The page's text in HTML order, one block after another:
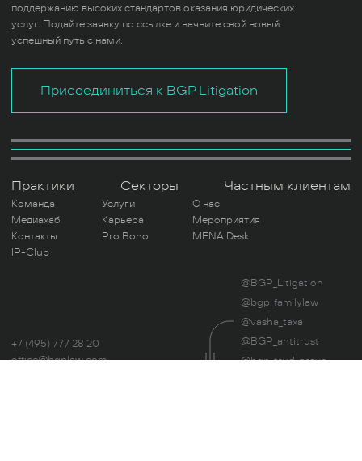
поддержанию высоких стандартов оказания юридических
услуг. Подайте заявку по ссылке и начните свой новый
успешный путь с нами.
Присоединиться к BGP Litigation
Практики Секторы Частным клиентам
Команда Услуги
О нас
Медиахаб
Карьера
Мероприятия
Контакты
Pro Bono
MENA Desk
IP-Club
+7 (495) 777 28 20
office@bgplaw.com
@BGP_Litigation
@bgp_familylaw
@vasha_taxa
@BGP_antitrust
@bgp_trud_pravo